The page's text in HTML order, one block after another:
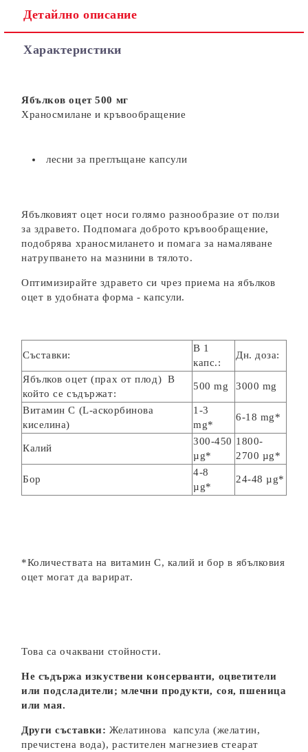
Детайлно описание
Характеристики
Ябълков оцет 500 мг
Храносмилане и кръвообращение
лесни за преглъщане капсули
Ябълковият оцет носи голямо разнообразие от ползи
за здравето. Подпомага доброто кръвообращение,
подобрява храносмилането и помага за намаляване
натрупването на мазнини в тялото.
Оптимизирайте здравето си чрез приема на ябълков
оцет в удобната форма - капсули.
Съставки:
В 1
капс.:
Дн. доза:
Ябълков оцет (прах от плод) В
който се съдържат:
500 mg 3000 mg
Витамин С (L-аскорбинова
киселина)
1-3
mg*
6-18 mg*
Калий
300-450
µg*
1800-
2700 µg*
Бор
4-8
µg*
24-48 µg*
*Количествата на витамин С, калий и бор в ябълковия
оцет могат да варират.
Това са очаквани стойности.
Не съдържа изкуствени консерванти, оцветители
или подсладители; млечни продукти, соя, пшеница
или мая.
Други съставки: Желатинова капсула (желатин,
пречистена вода), растителен магнезиев стеарат